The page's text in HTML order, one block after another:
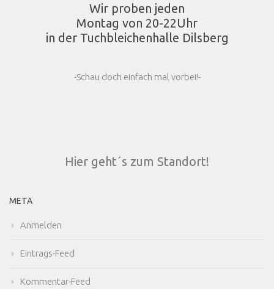
Wir proben jeden
Montag von 20-22Uhr
in der Tuchbleichenhalle Dilsberg
-Schau doch einfach mal vorbei!-
Hier geht´s zum Standort!
META
Anmelden
Eintrags-Feed
Kommentar-Feed